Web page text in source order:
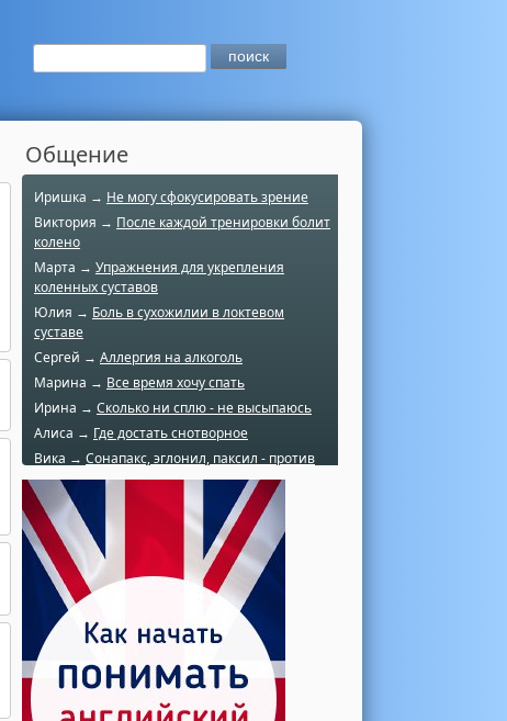
Общение
Иришка → Не могу сфокусировать зрение
Виктория → После каждой тренировки болит
колено
Марта → Упражнения для укрепления
коленных суставов
Юлия → Боль в сухожилии в локтевом
суставе
Сергей → Аллергия на алкоголь
Марина → Все время хочу спать
Ирина → Сколько ни сплю - не высыпаюсь
Алиса → Где достать снотворное
Вика → Сонапакс, эглонил, паксил - против
чего?
Катерина →
Боль в колене при нагрузке
Алла →Болят коленные суставы
Паша Щ. →
Боль в коленной чашечке
Ульяна Ф. →Болят и хрустят колени
Артемов Иван →
Болит и опухло колено
Чернов Игорь →Болят суставы при занятиях
спортом